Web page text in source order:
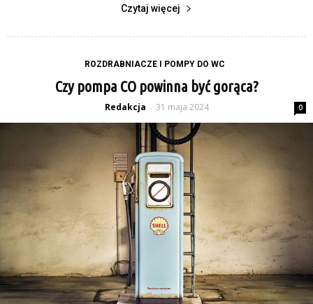
Czytaj więcej
ROZDRABNIACZE I POMPY DO WC
Czy pompa CO powinna być gorąca?
Redakcja - 31 maja 2024 0